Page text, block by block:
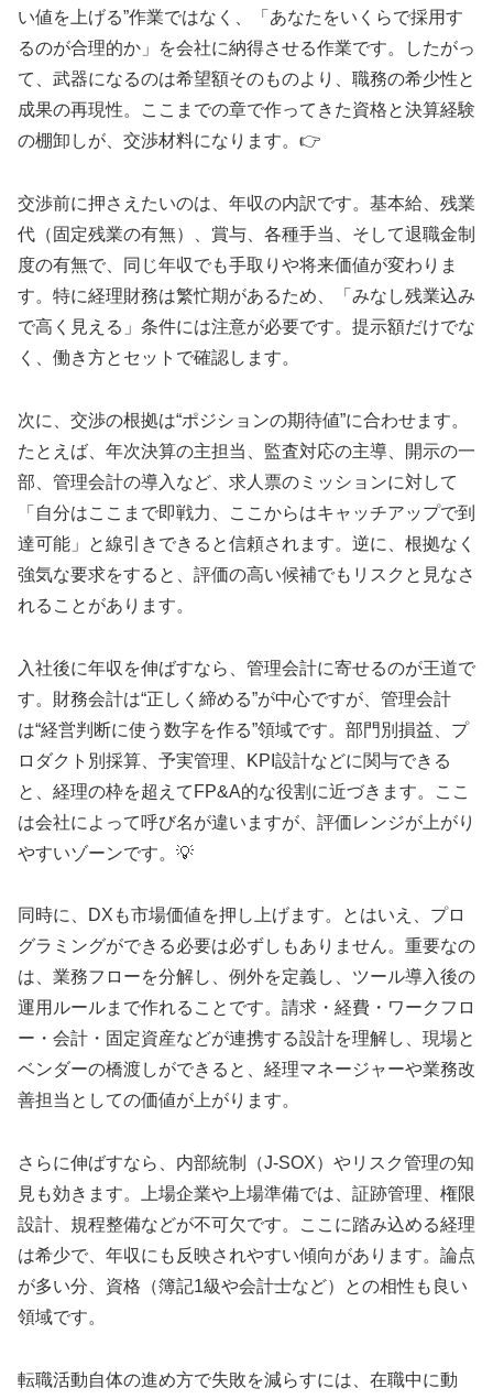
い値を上げる”作業ではなく、「あなたをいくらで採用す
るのが合理的か」を会社に納得させる作業です。したがっ
て、武器になるのは希望額そのものより、職務の希少性と
成果の再現性。ここまでの章で作ってきた資格と決算経験
の棚卸しが、交渉材料になります。👉
交渉前に押さえたいのは、年収の内訳です。基本給、残業
代（固定残業の有無）、賞与、各種手当、そして退職金制
度の有無で、同じ年収でも手取りや将来価値が変わりま
す。特に経理財務は繁忙期があるため、「みなし残業込み
で高く見える」条件には注意が必要です。提示額だけでな
く、働き方とセットで確認します。
次に、交渉の根拠は“ポジションの期待値”に合わせます。
たとえば、年次決算の主担当、監査対応の主導、開示の一
部、管理会計の導入など、求人票のミッションに対して
「自分はここまで即戦力、ここからはキャッチアップで到
達可能」と線引きできると信頼されます。逆に、根拠なく
強気な要求をすると、評価の高い候補でもリスクと見なさ
れることがあります。
入社後に年収を伸ばすなら、管理会計に寄せるのが王道で
す。財務会計は“正しく締める”が中心ですが、管理会計
は“経営判断に使う数字を作る”領域です。部門別損益、プ
ロダクト別採算、予実管理、KPI設計などに関与できる
と、経理の枠を超えてFP&A的な役割に近づきます。ここ
は会社によって呼び名が違いますが、評価レンジが上がり
やすいゾーンです。💡
同時に、DXも市場価値を押し上げます。とはいえ、プロ
グラミングができる必要は必ずしもありません。重要なの
は、業務フローを分解し、例外を定義し、ツール導入後の
運用ルールまで作れることです。請求・経費・ワークフロ
ー・会計・固定資産などが連携する設計を理解し、現場と
ベンダーの橋渡しができると、経理マネージャーや業務改
善担当としての価値が上がります。
さらに伸ばすなら、内部統制（J-SOX）やリスク管理の知
見も効きます。上場企業や上場準備では、証跡管理、権限
設計、規程整備などが不可欠です。ここに踏み込める経理
は希少で、年収にも反映されやすい傾向があります。論点
が多い分、資格（簿記1級や会計士など）との相性も良い
領域です。
転職活動自体の進め方で失敗を減らすには、在職中に動